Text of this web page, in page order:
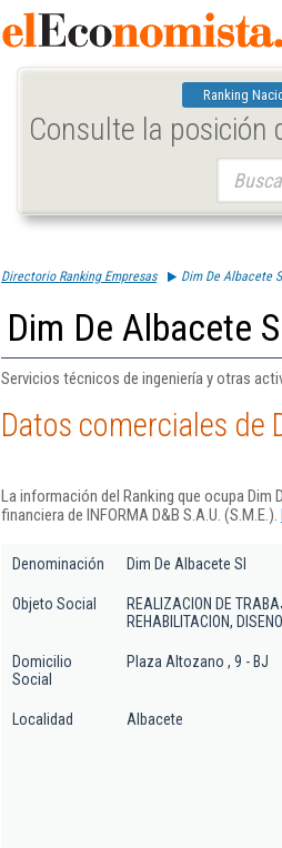
Ranking
Consulte la posición
Directorio Ranking Empresas Dim De Albacete
Dim De Albacete
Servicios técnicos de ingeniería y otras
Datos comerciales de
La información del Ranking que ocupa
financiera de INFORMA D&B S.A.U. (S.M.E.).
Denominación Dim De Albacete Sl
Objeto Social
REALIZACION DE
REHABILITACION,
Domicilio
Social
Plaza Altozano , 9 - BJ
Localidad Albacete